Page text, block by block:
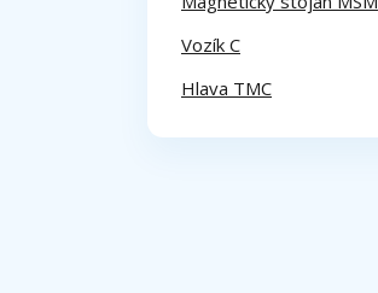
Vozík C
Hlava TMC